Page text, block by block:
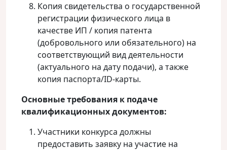
Копия свидетельства о государственной
регистрации физического лица в
качестве ИП / копия патента
(добровольного или обязательного) на
соответствующий вид деятельности
(актуального на дату подачи), а также
копия паспорта/ID-карты.
Основные требования к подаче
квалификационных документов:
Участники конкурса должны
предоставить заявку на участие на